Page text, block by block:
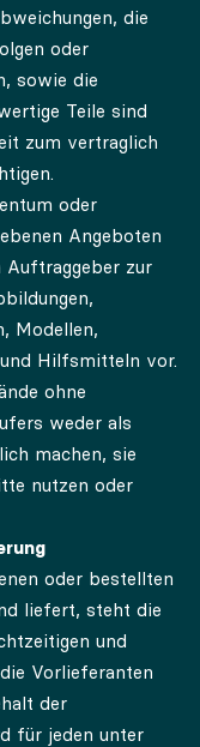
die
oder
sowie die
Teile sind
zum vertraglich
oder
Angeboten
Auftraggeber zur
Modellen,
und Hilfsmitteln vor.
ohne
weder als
machen, sie
nutzen oder
oder bestellten
liefert, steht die
und
Vorlieferanten
der
für jeden unter